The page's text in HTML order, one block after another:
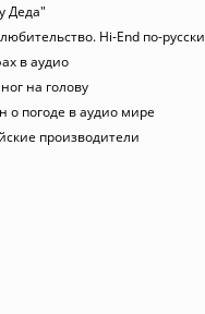
Деда"
Hi-End по-русски
в аудио
на голову
о погоде в аудио мире
производители